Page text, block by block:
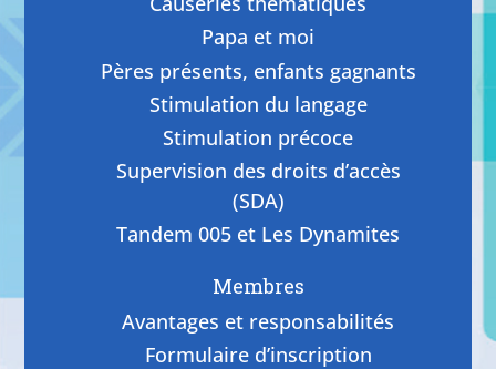
Papa et moi
Pères présents, enfants gagnants
Stimulation du langage
Stimulation précoce
Supervision des droits d’accès
(SDA)
Tandem 005 et Les Dynamites
Membres
Avantages et responsabilités
Formulaire d’inscription